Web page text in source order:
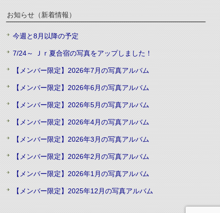
お知らせ（新着情報）
今週と8月以降の予定
7/24～ Ｊｒ夏合宿の写真をアップしました！
【メンバー限定】2026年7月の写真アルバム
【メンバー限定】2026年6月の写真アルバム
【メンバー限定】2026年5月の写真アルバム
【メンバー限定】2026年4月の写真アルバム
【メンバー限定】2026年3月の写真アルバム
【メンバー限定】2026年2月の写真アルバム
【メンバー限定】2026年1月の写真アルバム
【メンバー限定】2025年12月の写真アルバム